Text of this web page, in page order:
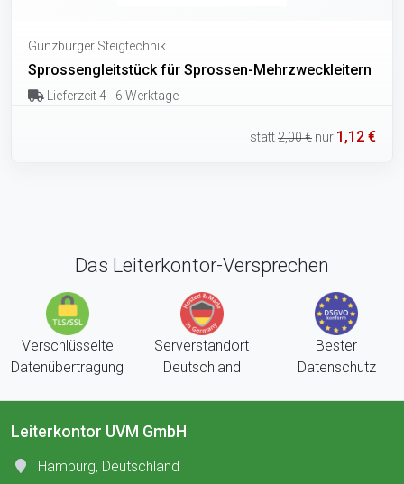
Günzburger Steigtechnik
Sprossengleitstück für Sprossen-Mehrzweckleitern
Lieferzeit 4 - 6 Werktage
statt2,00 € nur 1,12 €
Das Leiterkontor-Versprechen
Verschlüsselte
Datenübertragung
Serverstandort
Deutschland
Bester
Datenschutz
Leiterkontor UVM GmbH
Hamburg, Deutschland